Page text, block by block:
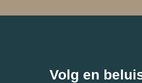
Volg en